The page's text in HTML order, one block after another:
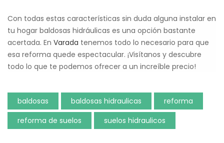
Con todas estas características sin duda alguna instalar en
tu hogar baldosas hidráulicas es una opción bastante
acertada. En Varada tenemos todo lo necesario para que
esa reforma quede espectacular. ¡Visítanos y descubre
todo lo que te podemos ofrecer a un increíble precio!
baldosas baldosas hidraulicas
reforma
reforma de suelos
suelos hidraulicos